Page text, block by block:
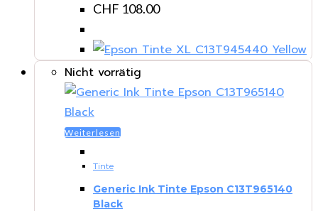
CHF 108.00
Nicht vorrätig
Weiterlesen
Tinte
Generic Ink Tinte Epson C13T965140
Black